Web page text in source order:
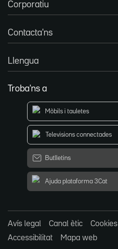
Corporatiu
Contacta'ns
Llengua
Troba'ns a
Mòbils i tauletes
Televisions connectades
Butlletins
Ajuda plataforma 3Cat
Avís legal Canal ètic Cookies
Accessibilitat
Mapa web